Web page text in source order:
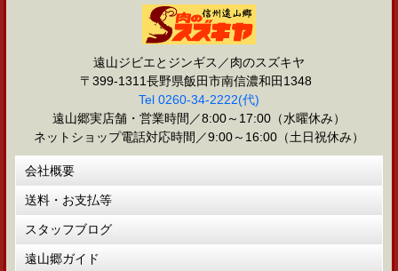
遠山ジビエとジンギス／肉のスズキヤ
〒399-1311長野県飯田市南信濃和田1348
Tel 0260-34-2222(代)
遠山郷実店舗・営業時間／8:00～17:00（水曜休み）
ネットショップ電話対応時間／9:00～16:00（土日祝休み）
会社概要
送料・お支払等
スタッフブログ
遠山郷ガイド